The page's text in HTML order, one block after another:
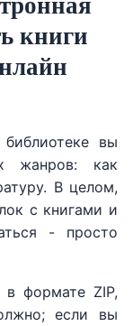
книги
вы
жанров: как
В целом,
с книгами и
- просто
в формате ZIP,
если вы